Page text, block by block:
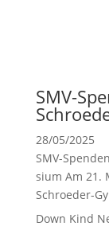
SMV-
28/05/2025
SMV-
sium Am 21.
Schroeder-
Down Kind